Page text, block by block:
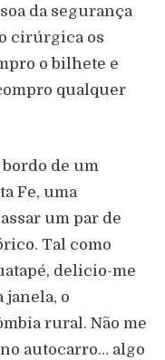
da segurança
cirúrgica os
o bilhete e
qualquer
de um
Fe, uma
um par de
Tal como
delicio-me
janela, o
rural. Não me
autocarro… algo